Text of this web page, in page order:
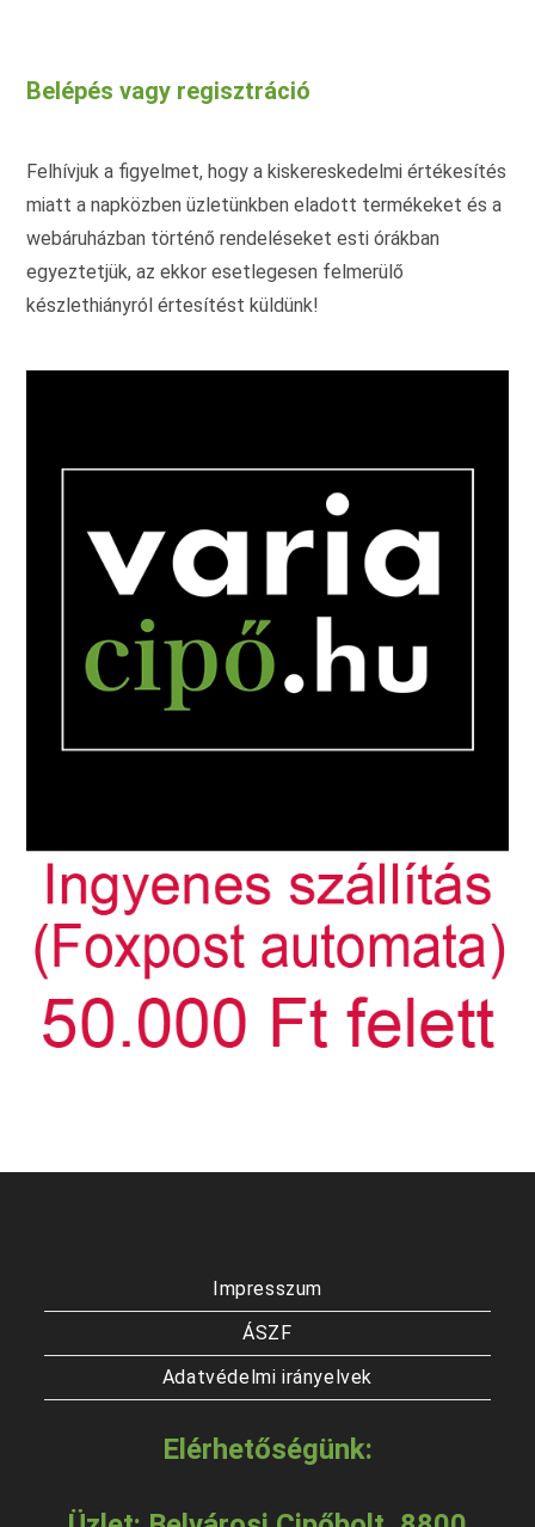
a
termékoldalon
Belépés vagy regisztráció
Felhívjuk a figyelmet, hogy a kiskereskedelmi értékesítés
miatt a napközben üzletünkben eladott termékeket és a
webáruházban történő rendeléseket esti órákban
egyeztetjük, az ekkor esetlegesen felmerülő
készlethiányról értesítést küldünk!
Impresszum
ÁSZF
Adatvédelmi irányelvek
Elérhetőségünk: